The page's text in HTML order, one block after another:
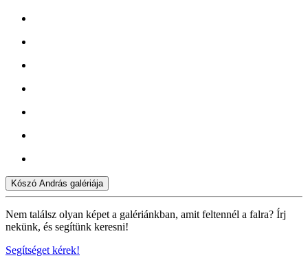
Kószó András galériája
Nem találsz olyan képet a galériánkban, amit feltennél a falra? Írj
nekünk, és segítünk keresni!
Segítséget kérek!